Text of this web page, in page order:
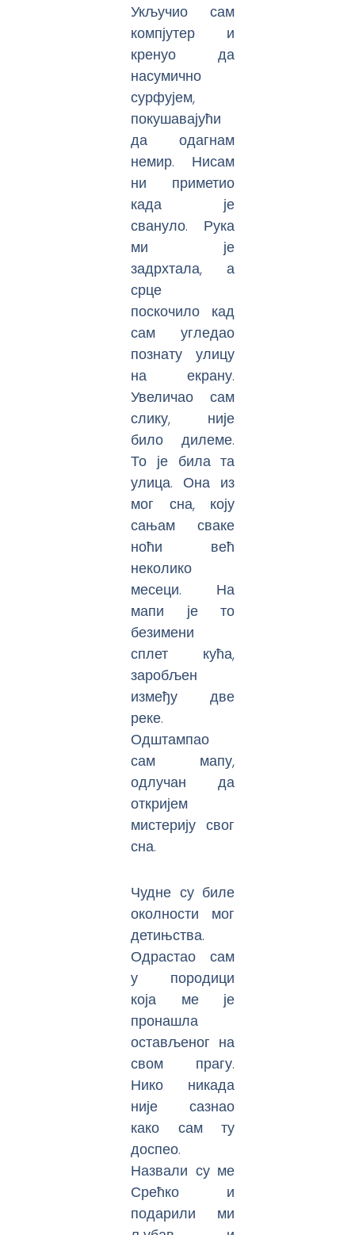
Укључио сам
компјутер и
кренуо да
насумично
сурфујем,
покушавајући
да одагнам
немир. Нисам
ни приметио
када је
свануло. Рука
ми је
задрхтала, а
срце
поскочило кад
сам угледао
познату улицу
на екрану.
Увеличао сам
слику, није
било дилеме.
То је била та
улица. Она из
мог сна, коју
сањам сваке
ноћи већ
неколико
месеци. На
мапи је то
безимени
сплет кућа,
заробљен
између две
реке.
Одштампао
сам мапу,
одлучан да
откријем
мистерију свог
сна.
Чудне су биле
околности мог
детињства.
Одрастао сам
у породици
која ме је
пронашла
остављеног на
свом прагу.
Нико никада
није сазнао
како сам ту
доспео.
Назвали су ме
Срећко и
подарили ми